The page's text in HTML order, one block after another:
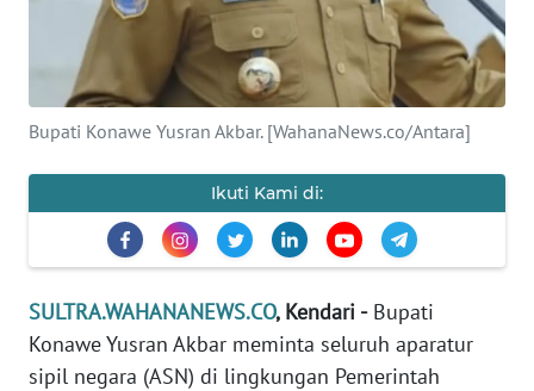
Bupati Konawe Yusran Akbar. [WahanaNews.co/Antara]
Ikuti Kami di:
SULTRA.WAHANANEWS.CO, Kendari -Bupati
Konawe Yusran Akbar meminta seluruh aparatur
sipil negara (ASN) di lingkungan Pemerintah
TENTANG
PEDOMAN
KARIR